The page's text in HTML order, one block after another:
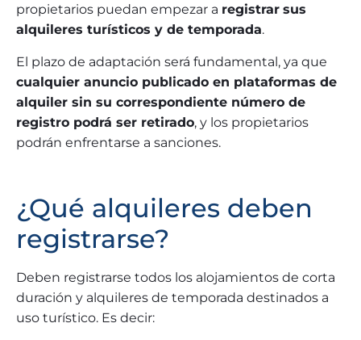
propietarios puedan empezar a registrar sus
alquileres turísticos y de temporada.
El plazo de adaptación será fundamental, ya que
cualquier anuncio publicado en plataformas de
alquiler sin su correspondiente número de
registro podrá ser retirado, y los propietarios
podrán enfrentarse a sanciones.
¿Qué alquileres deben
registrarse?
Deben registrarse todos los alojamientos de corta
duración y alquileres de temporada destinados a
uso turístico. Es decir: